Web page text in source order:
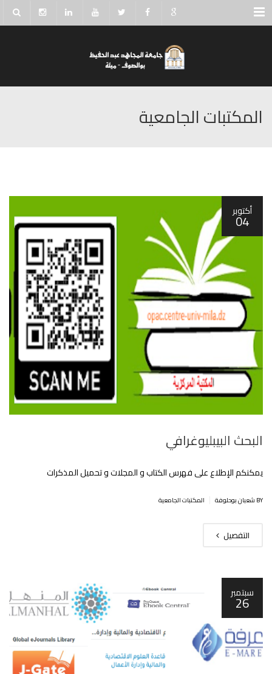
Menu
المكتبات الجامعية
أكتوبر
04
البحث البيبليوغرافي
يمكنكم الإطلاع على فهرس الكتاب و المجلات و تحميل المذكرات
BY شعبان بوحلوفة المكتبات الجامعية
التفصيل
سبتمبر
26